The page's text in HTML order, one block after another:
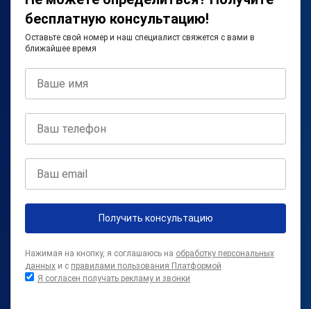
бесплатную консультацию!
Оставьте свой номер и наш специалист свяжется с вами в
ближайшее время
Получить консультацию
Нажимая на кнопку, я соглашаюсь на обработку персональных
данных и с правилами пользования Платформой
Я согласен получать рекламу и звонки